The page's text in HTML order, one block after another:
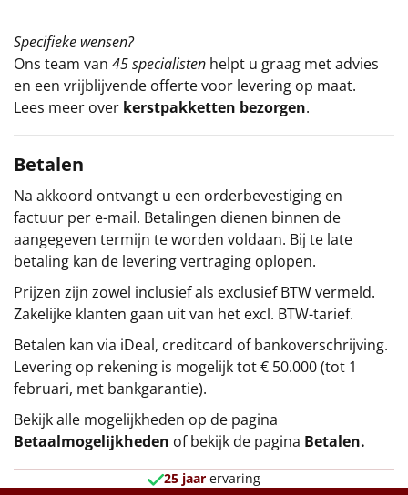
Specifieke wensen?
Ons team van 45 specialisten helpt u graag met advies
en een vrijblijvende offerte voor levering op maat.
Lees meer over kerstpakketten bezorgen.
Betalen
Na akkoord ontvangt u een orderbevestiging en
factuur per e-mail. Betalingen dienen binnen de
aangegeven termijn te worden voldaan. Bij te late
betaling kan de levering vertraging oplopen.
Prijzen zijn zowel inclusief als exclusief BTW vermeld.
Zakelijke klanten gaan uit van het excl. BTW-tarief.
Betalen kan via iDeal, creditcard of bankoverschrijving.
Levering op rekening is mogelijk tot € 50.000 (tot 1
februari, met bankgarantie).
Bekijk alle mogelijkheden op de pagina
Betaalmogelijkheden of bekijk de pagina Betalen.
25 jaar ervaring